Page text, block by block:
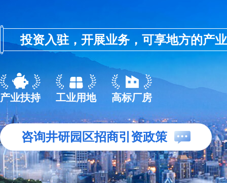
投资入驻，开展业务，可享地方的产
产业扶持 工业用地 高标厂房
咨询井研园区招商引资政策